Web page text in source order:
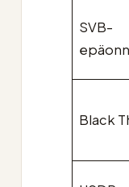
SVB-
Black